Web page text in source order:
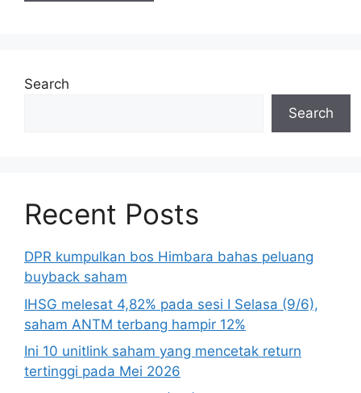
Search
Search
Recent Posts
DPR kumpulkan bos Himbara bahas peluang
buyback saham
IHSG melesat 4,82% pada sesi I Selasa (9/6),
saham ANTM terbang hampir 12%
Ini 10 unitlink saham yang mencetak return
tertinggi pada Mei 2026